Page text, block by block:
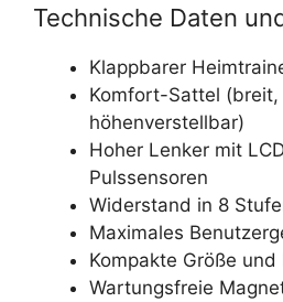
Technische Daten
Klappbarer
Komfort-Sattel
höhenverstellbar)
Hoher Lenker mit
Pulssensoren
Widerstand in 8
Maximales
Kompakte Größe
Wartungsfreie